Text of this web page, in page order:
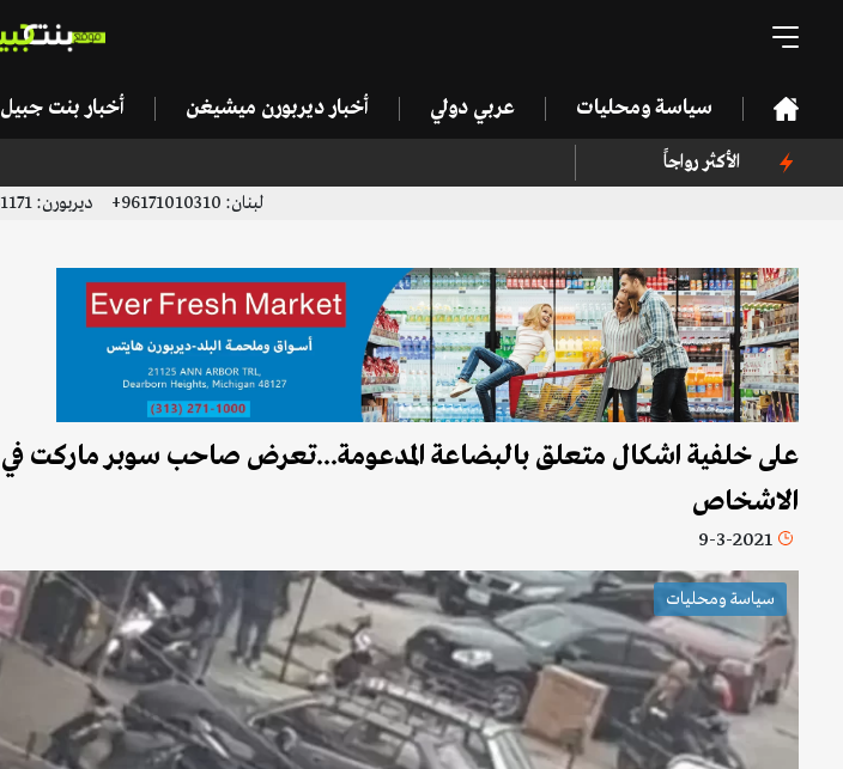
سياسة ومحليات عربي دولي أخبار ديربورن ميشيغن أخبار بنت جبيل
الأكثر رواجاً
لبنان: 96171010310+ ديربورن: 13137751171+ | 13136996923+
على خلفية اشكال متعلق بالبضاعة المدعومة...تعرض صاحب سوبر ماركت
الاشخاص
9-3-2021
سياسة ومحليات